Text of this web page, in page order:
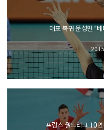
대표 복귀 문성민 "
프랑스 월드리그 10